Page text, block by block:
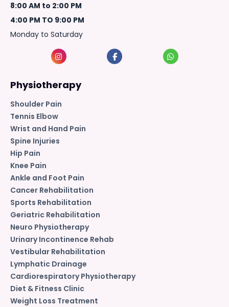
8:00 AM to 2:00 PM
4:00 PM TO 9:00 PM
Monday to Saturday
Physiotherapy
Shoulder Pain
Tennis Elbow
Wrist and Hand Pain
Spine Injuries
Hip Pain
Knee Pain
Ankle and Foot Pain
Cancer Rehabilitation
Sports Rehabilitation
Geriatric Rehabilitation
Neuro Physiotherapy
Urinary Incontinence Rehab
Vestibular Rehabilitation
Lymphatic Drainage
Cardiorespiratory Physiotherapy
Diet & Fitness Clinic
Weight Loss Treatment